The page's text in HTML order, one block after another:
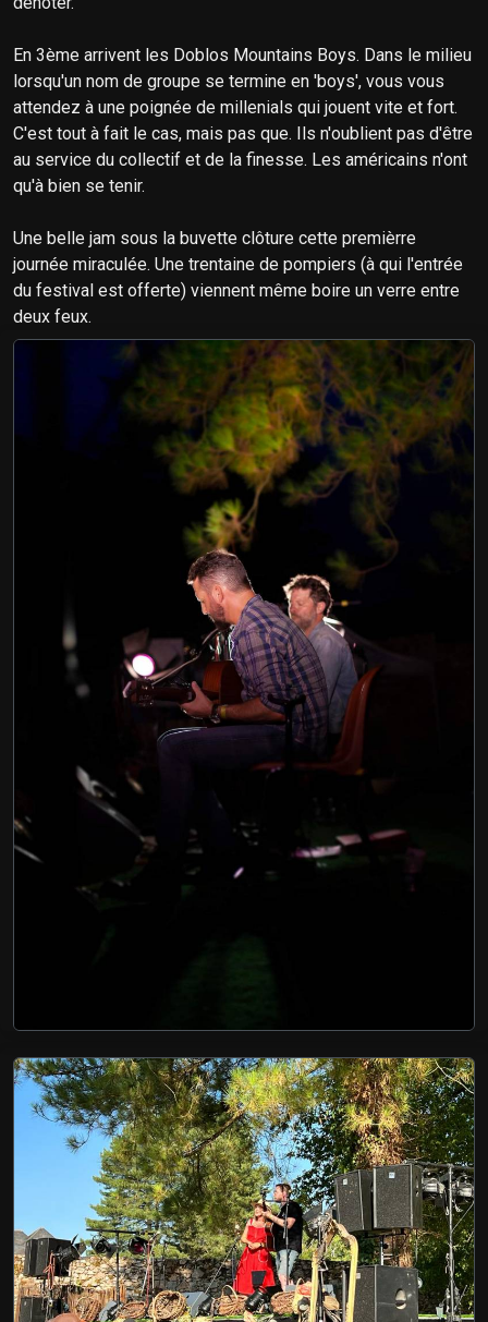
En 3ème arrivent les Doblos Mountains Boys. Dans le milieu
lorsqu'un nom de groupe se termine en 'boys', vous vous
attendez à une poignée de millenials qui jouent vite et fort.
C'est tout à fait le cas, mais pas que. Ils n'oublient pas d'être
au service du collectif et de la finesse. Les américains n'ont
qu'à bien se tenir.
Une belle jam sous la buvette clôture cette premièrre
journée miraculée. Une trentaine de pompiers (à qui l'entrée
du festival est offerte) viennent même boire un verre entre
deux feux.